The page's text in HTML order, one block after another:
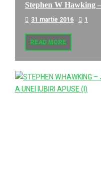
Stephen W Hawking
31 martie 2016 1
READ MORE